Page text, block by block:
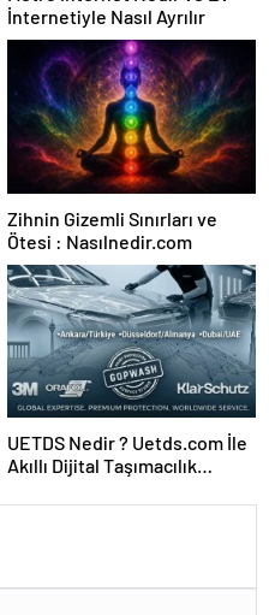
İnternetiyle Nasıl Ayrılır
Zihnin Gizemli Sınırları ve
Ötesi : Nasılnedir.com
UETDS Nedir ? Uetds.com İle
Akıllı Dijital Taşımacılık